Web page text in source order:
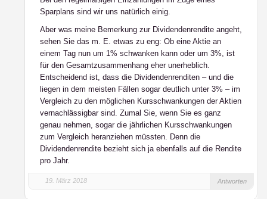
Sparplans sind wir uns natürlich einig.
Aber was meine Bemerkung zur Dividendenrendite angeht,
sehen Sie das m. E. etwas zu eng: Ob eine Aktie an
einem Tag nun um 1% schwanken kann oder um 3%, ist
für den Gesamtzusammenhang eher unerheblich.
Entscheidend ist, dass die Dividendenrenditen – und die
liegen in dem meisten Fällen sogar deutlich unter 3% – im
Vergleich zu den möglichen Kursschwankungen der Aktien
vernachlässigbar sind. Zumal Sie, wenn Sie es ganz
genau nehmen, sogar die jährlichen Kursschwankungen
zum Vergleich heranziehen müssten. Denn die
Dividendenrendite bezieht sich ja ebenfalls auf die Rendite
pro Jahr.
19. März 2018 Antworten